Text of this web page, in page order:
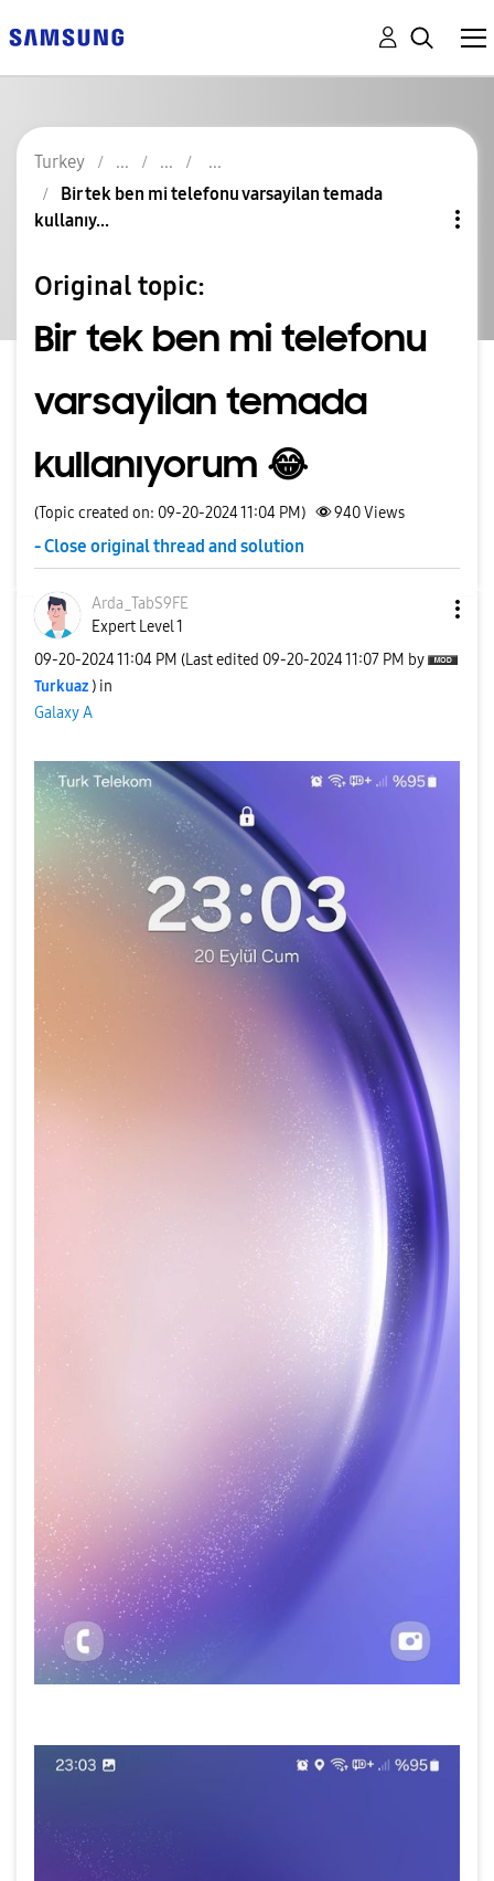
Turkey
Bir tek ben mi telefonu varsayilan temada
kullanıy...
Original topic:
Bir tek ben mi telefonu
varsayilan temada
kullanıyorum 😂
(Topic created on: 09-20-2024 11:04 PM) 940Views
- Close original thread and solution
Arda_TabS9FE
Expert Level 1
‎09-20-202411:04 PM (Last edited ‎09-20-202411:07 PM by
Turkuaz ) in
Galaxy A